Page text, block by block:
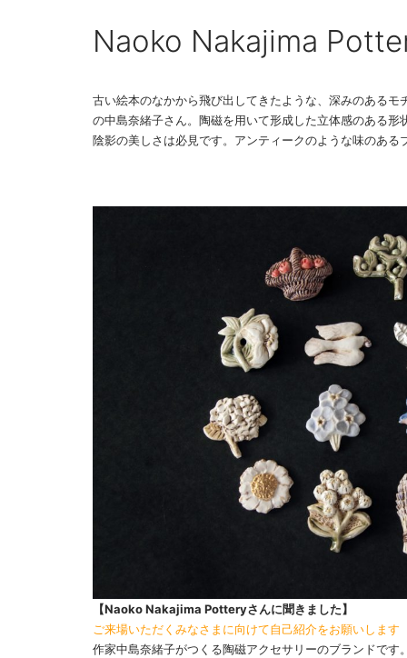
Naoko Nakajima
古い絵本のなかから飛び出してきたような、深みのある
の中島奈緒子さん。陶磁を用いて形成した立体感のある
陰影の美しさは必見です。アンティークのような味のあ
【Naoko Nakajima Potteryさんに聞きました】
ご来場いただくみなさまに向けて自己紹介をお願いします
作家中島奈緒子がつくる陶磁アクセサリーのブランドで